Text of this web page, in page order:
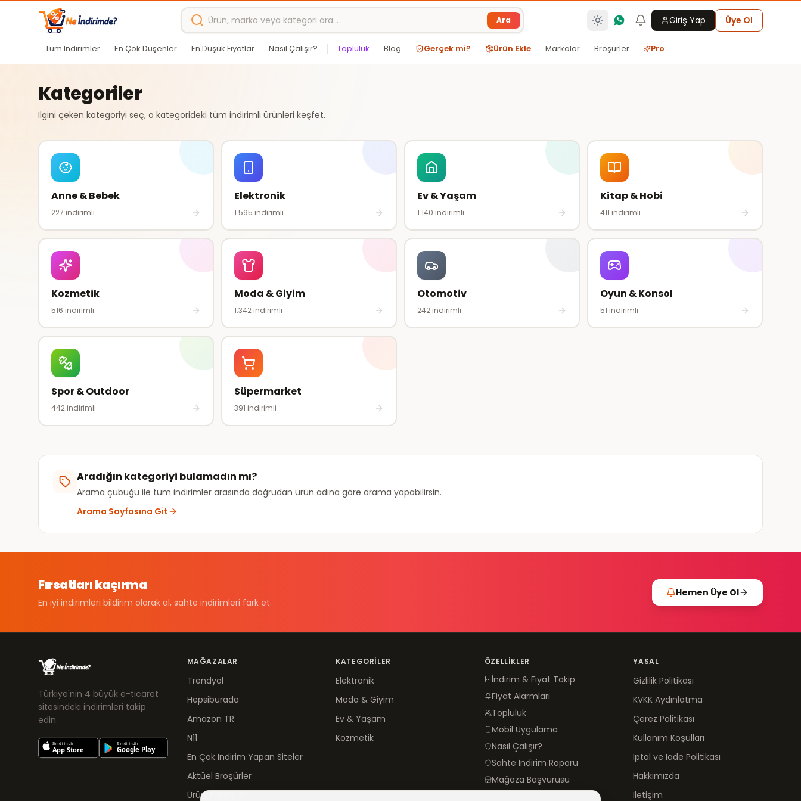
Ana içeriğe atla
Ara Giriş Yap Üye Ol
Tüm İndirimler En Çok Düşenler En Düşük Fiyatlar Nasıl Çalışır? Topluluk Blog Gerçek mi? Ürün Ekle Markalar Broşürler Pro
Kategoriler
İlgini çeken kategoriyi seç, o kategorideki tüm indirimli ürünleri keşfet.
Anne & Bebek
227 indirimli
Elektronik
1.595 indirimli
Ev & Yaşam
1.140 indirimli
Kitap & Hobi
411 indirimli
Kozmetik
516 indirimli
Moda & Giyim
1.342 indirimli
Otomotiv
242 indirimli
Oyun & Konsol
51 indirimli
Spor & Outdoor
442 indirimli
Süpermarket
391 indirimli
Aradığın kategoriyi bulamadın mı?
Arama çubuğu ile tüm indirimler arasında doğrudan ürün adına göre arama yapabilirsin.
Arama Sayfasına Git
Fırsatları kaçırma
En iyi indirimleri bildirim olarak al, sahte indirimleri fark et.
Hemen Üye Ol
Türkiye'nin 4 büyük e-ticaret
sitesindeki indirimleri takip
edin.
MAĞAZALAR
Trendyol
Hepsiburada
Amazon TR
N11
En Çok İndirim Yapan Siteler
Aktüel Broşürler
Ürün Takibe Al
KATEGORILER
Elektronik
Moda & Giyim
Ev & Yaşam
Kozmetik
ÖZELLIKLER
İndirim & Fiyat Takip
Fiyat Alarmları
Topluluk
Mobil Uygulama
Nasıl Çalışır?
Sahte İndirim Raporu
Mağaza Başvurusu
YASAL
Gizlilik Politikası
KVKK Aydınlatma
Çerez Politikası
Kullanım Koşulları
İptal ve İade Politikası
Hakkımızda
İletişim